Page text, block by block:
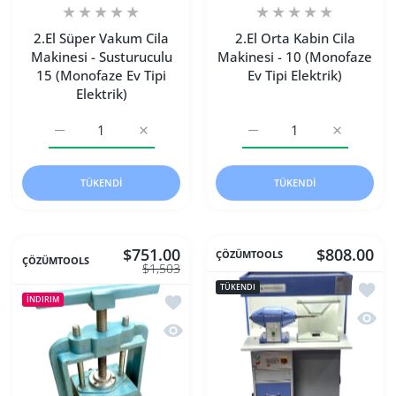
2.El Süper Vakum Cila
Makinesi - Susturuculu
15 (Monofaze Ev Tipi
Elektrik)
2.El Süper Vakum Cila Makinesi -
2.El Süper Vakum Cila Makinesi - Susturuculu 15
TÜKENDI
2.El Orta Kabin Cila
Makinesi - 10 (Monofaze
Ev Tipi Elektrik)
2.El Orta
2.El Orta Kabin Cila
TÜKENDI
ÇÖZÜMTOOLS $751.00
$1,503
İNDIRIM
İstek listesine ekle 2.El Amerikan
Hızlı Görünüm 2.El Amerikan Kauçuk
ÇÖZÜMTOOLS $808.00
TÜKENDI
İstek
Hızlı